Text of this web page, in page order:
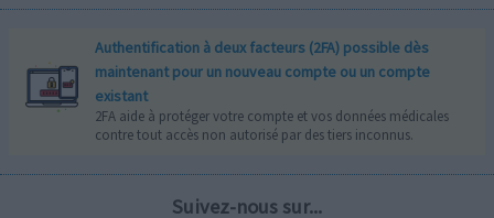
Authentification à deux facteurs (2FA) possible dès
maintenant pour un nouveau compte ou un compte
existant
2FA aide à protéger votre compte et vos données médicales
contre tout accès non autorisé par des tiers inconnus.
Suivez-nous sur...